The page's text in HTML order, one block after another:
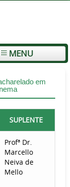
MENU
em
SUPLENTE
Profª Dr.
Marcello
Neiva de
Mello